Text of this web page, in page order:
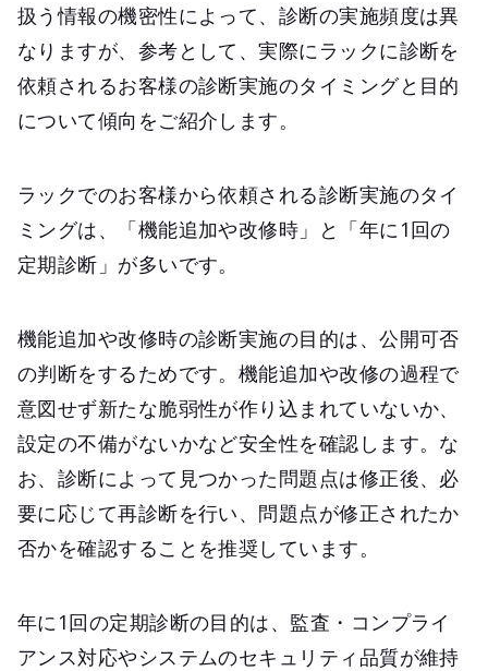
扱う情報の機密性によって、診断の実施頻度は異
なりますが、参考として、実際にラックに診断を
依頼されるお客様の診断実施のタイミングと目的
について傾向をご紹介します。
ラックでのお客様から依頼される診断実施のタイ
ミングは、「機能追加や改修時」と「年に1回の
定期診断」が多いです。
機能追加や改修時の診断実施の目的は、公開可否
の判断をするためです。機能追加や改修の過程で
意図せず新たな脆弱性が作り込まれていないか、
設定の不備がないかなど安全性を確認します。な
お、診断によって見つかった問題点は修正後、必
要に応じて再診断を行い、問題点が修正されたか
否かを確認することを推奨しています。
年に1回の定期診断の目的は、監査・コンプライ
アンス対応やシステムのセキュリティ品質が維持